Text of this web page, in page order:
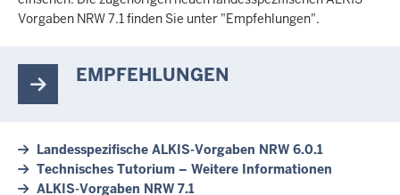
Vorgaben NRW 7.1 finden Sie unter "Empfehlungen".
EMPFEHLUNGEN
Landesspezifische ALKIS-Vorgaben NRW 6.0.1
Technisches Tutorium – Weitere Informationen
ALKIS-Vorgaben NRW 7.1